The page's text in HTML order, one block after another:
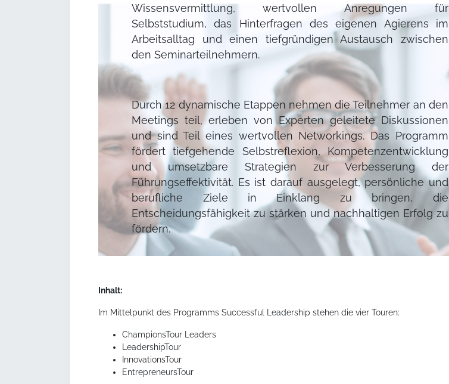
Wissensvermittlung, wertvollen Anregungen für
Selbststudium, das Hinterfragen des eigenen Agierens im
Arbeitsalltag und einen tiefgründigen Austausch zwischen
den Seminarteilnehmern.
Durch 12 dynamische Etappen nehmen die Teilnehmer an den
Meetings teil, erleben von Experten geleitete Diskussionen
und sind Teil eines wertvollen Networkings. Das Programm
fördert tiefgehende Selbstreflexion, Kompetenzentwicklung
und umsetzbare Strategien zur Verbesserung der
Führungseffektivität. Es ist darauf ausgelegt, persönliche und
berufliche Ziele in Einklang zu bringen, die
Entscheidungsfähigkeit zu stärken und nachhaltigen Erfolg zu
fördern.
Inhalt:
Im Mittelpunkt des Programms Successful Leadership stehen die vier Touren:
ChampionsTour Leaders
LeadershipTour
InnovationsTour
EntrepreneursTour